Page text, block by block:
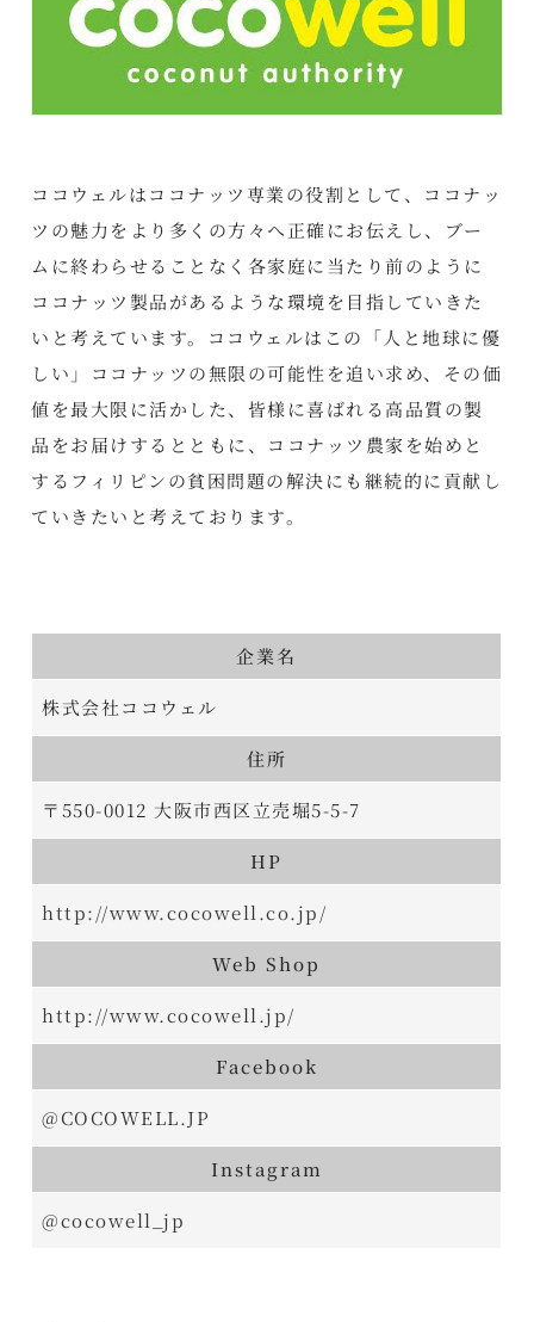
ココウェルはココナッツ専業の役割として、ココナッ
ツの魅力をより多くの方々へ正確にお伝えし、ブー
ムに終わらせることなく各家庭に当たり前のように
ココナッツ製品があるような環境を目指していきた
いと考えています。ココウェルはこの「人と地球に優
しい」ココナッツの無限の可能性を追い求め、その価
値を最大限に活かした、皆様に喜ばれる高品質の製
品をお届けするとともに、ココナッツ農家を始めと
するフィリピンの貧困問題の解決にも継続的に貢献し
ていきたいと考えております。
企業名
株式会社ココウェル
住所
〒550-0012 大阪市西区立売堀5-5-7
HP
http://www.cocowell.co.jp/
Web Shop
http://www.cocowell.jp/
Facebook
@COCOWELL.JP
Instagram
@cocowell_jp